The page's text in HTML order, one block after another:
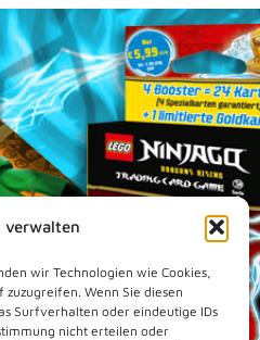
verwalten
wir Technologien wie Cookies,
Wenn Sie diesen
Surfverhalten oder eindeutige IDs
nicht erteilen oder